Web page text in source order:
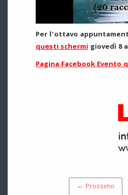
Per l’ottavo
questi schermi giovedì 8
Pagina Facebook Evento
← Prossimo